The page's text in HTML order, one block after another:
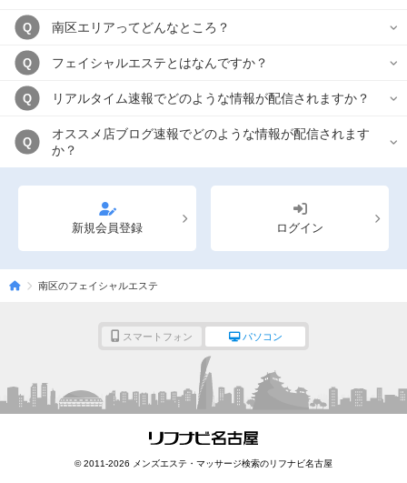
Q 南区エリアってどんなところ？
Q フェイシャルエステとはなんですか？
Q リアルタイム速報でどのような情報が配信されますか？
Q
オススメ店ブログ速報でどのような情報が配信されます
か？
新規会員登録 ログイン
南区のフェイシャルエステ
スマートフォン パソコン
© 2011-2026 メンズエステ・マッサージ検索のリフナビ名古屋